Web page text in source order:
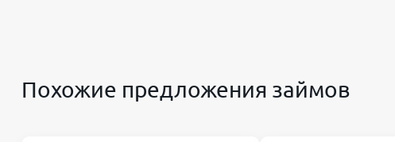
Просрочка выплат влечет начисление штрафов и
Похожие предложения займов